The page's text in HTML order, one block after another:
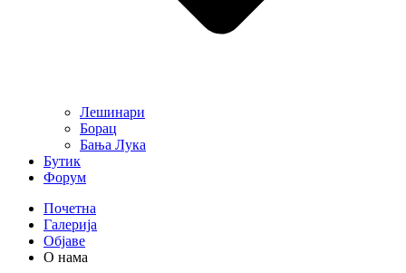
Лешинари
Борац
Бања Лука
Бутик
Форум
Почетна
Галерија
Објаве
О нама